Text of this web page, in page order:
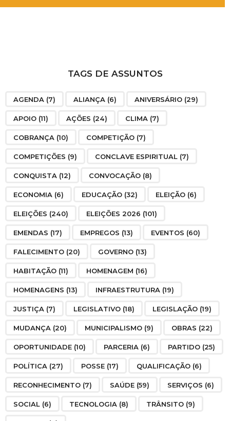
TAGS DE ASSUNTOS
AGENDA (7) ALIANÇA (6) ANIVERSÁRIO (29)
APOIO (11) AÇÕES (24) CLIMA (7)
COBRANÇA (10) COMPETIÇÃO (7)
COMPETIÇÕES (9) CONCLAVE ESPIRITUAL (7)
CONQUISTA (12) CONVOCAÇÃO (8)
ECONOMIA (6) EDUCAÇÃO (32) ELEIÇÃO (6)
ELEIÇÕES (240) ELEIÇÕES 2026 (101)
EMENDAS (17) EMPREGOS (13) EVENTOS (60)
FALECIMENTO (20) GOVERNO (13)
HABITAÇÃO (11) HOMENAGEM (16)
HOMENAGENS (13) INFRAESTRUTURA (19)
JUSTIÇA (7) LEGISLATIVO (18) LEGISLAÇÃO (19)
MUDANÇA (20) MUNICIPALISMO (9) OBRAS (22)
OPORTUNIDADE (10) PARCERIA (6) PARTIDO (25)
POLÍTICA (27) POSSE (17) QUALIFICAÇÃO (6)
RECONHECIMENTO (7) SAÚDE (59) SERVIÇOS (6)
SOCIAL (6) TECNOLOGIA (8) TRÂNSITO (9)